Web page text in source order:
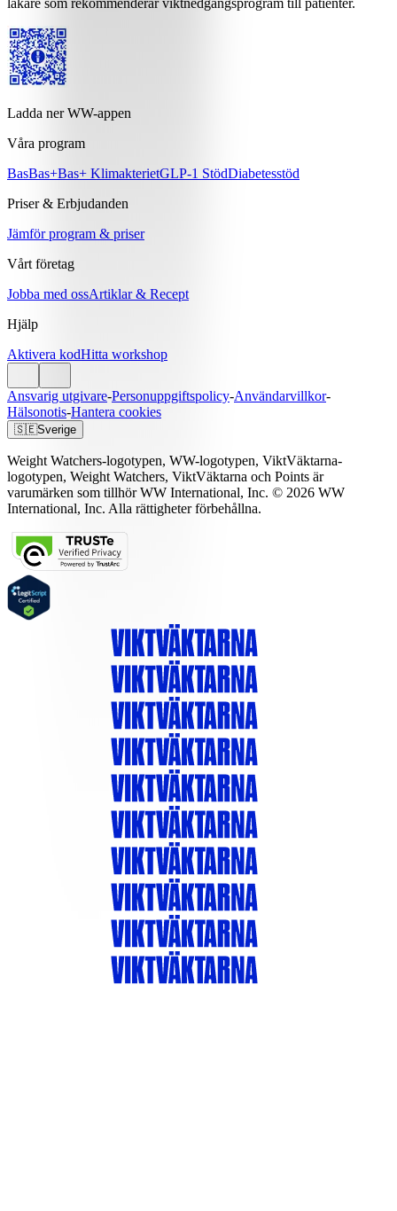
läkare som rekommenderar viktnedgångsprogram till patienter.
Ladda ner WW-appen
Våra program
BasBas+Bas+ KlimakterietGLP-1 StödDiabetesstöd
Priser & Erbjudanden
Jämför program & priser
Vårt företag
Jobba med ossArtiklar & Recept
Hjälp
Aktivera kodHitta workshop
Ansvarig utgivare-Personuppgiftspolicy-Användarvillkor-
Hälsonotis-Hantera cookies
🇸🇪Sverige
Weight Watchers-logotypen, WW-logotypen, ViktVäktarna-
logotypen, Weight Watchers, ViktVäktarna och Points är
varumärken som tillhör WW International, Inc. © 2026 WW
International, Inc. Alla rättigheter förbehållna.